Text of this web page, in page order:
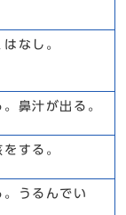
なし。
鼻汁が出る。
する。
。うるんでい